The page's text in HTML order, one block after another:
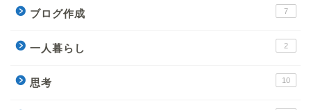
ブログ作成 7
一人暮らし 2
思考 10